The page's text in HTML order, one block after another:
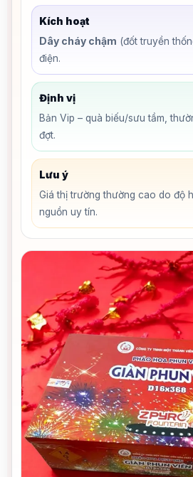
Kích hoạt
Dây cháy chậm (đốt truyền
điện.
Định vị
Bản Vip – quà biếu/sưu tầm,
đợt.
Lưu ý
Giá thị trường thường cao do độ
nguồn uy tín.